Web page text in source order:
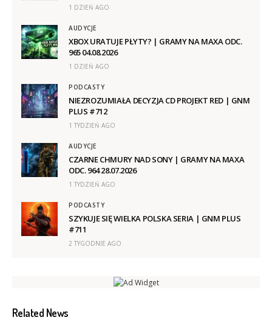
1 DZIEŃ AGO
AUDYCJE
XBOX URATUJE PŁYTY? | GRAMY NA MAXA ODC.
965 04.08.2026
1 DZIEŃ AGO
PODCASTY
NIEZROZUMIAŁA DECYZJA CD PROJEKT RED | GNM
PLUS #712
1 TYDZIEŃ AGO
AUDYCJE
CZARNE CHMURY NAD SONY | GRAMY NA MAXA
ODC. 964 28.07.2026
1 TYDZIEŃ AGO
PODCASTY
SZYKUJE SIĘ WIELKA POLSKA SERIA | GNM PLUS
#711
2 TYGODNIE AGO
Related News